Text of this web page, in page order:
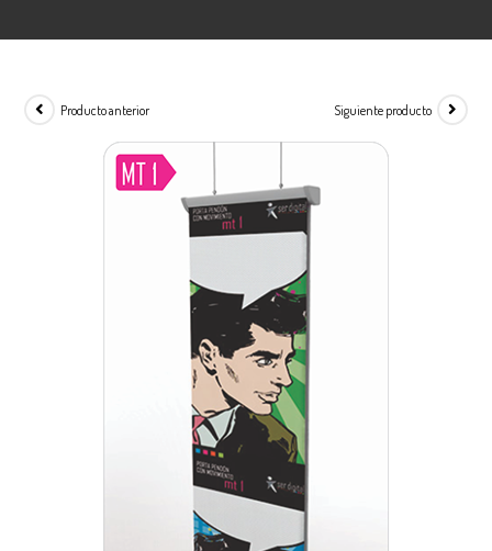
Producto anterior Siguiente producto